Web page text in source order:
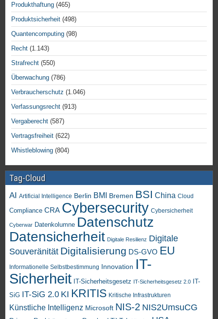
Produkthaftung (465)
Produktsicherheit (498)
Quantencomputing (98)
Recht (1.143)
Strafrecht (550)
Überwachung (786)
Verbraucherschutz (1.046)
Verfassungsrecht (913)
Vergaberecht (587)
Vertragsfreiheit (622)
Whistleblowing (804)
Tag-Cloud
AI Artificial Intelligence Berlin BMI Bremen BSI China Cloud
Compliance CRA Cybersecurity Cybersicherheit
Cyberwar Datenkolumne Datenschutz
Datensicherheit Digitale Resilienz Digitale
Souveränität Digitalisierung DS-GVO EU
Informationelle Selbstbestimmung Innovation IT-
Sicherheit IT-Sicherheitsgesetz IT-Sicherheitsgesetz 2.0
IT-
SiG IT-SiG 2.0 KI KRITIS Kritische Infrastrukturen
Künstliche Intelligenz Microsoft NIS-2 NIS2UmsuCG